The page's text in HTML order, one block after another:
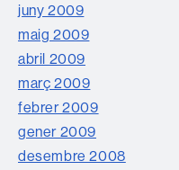
juny 2009
maig 2009
abril 2009
març 2009
febrer 2009
gener 2009
desembre 2008